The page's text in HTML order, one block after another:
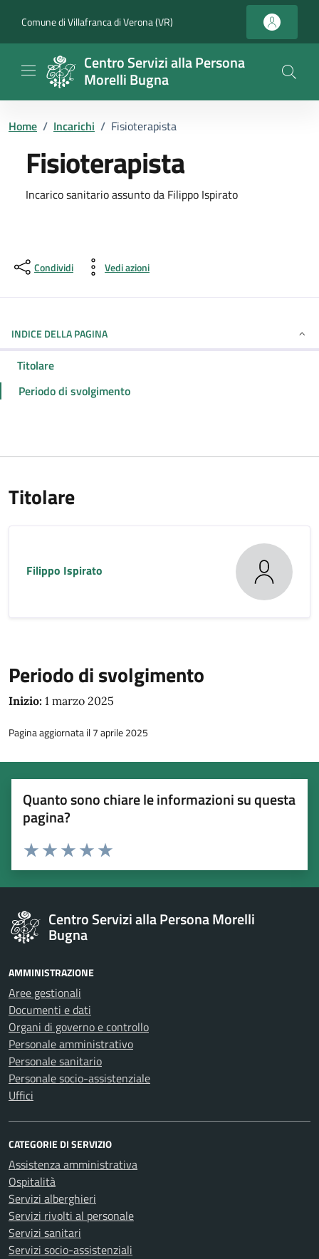
Comune di Villafranca di Verona (VR)
Centro Servizi alla Persona
Morelli Bugna
Home / Incarichi / Fisioterapista
Fisioterapista
Dettagli dell'incarico
Incarico sanitario assunto da Filippo Ispirato
Condividi Vedi azioni
INDICE DELLA PAGINA
Titolare
Periodo di svolgimento
Titolare
Filippo Ispirato
Periodo di svolgimento
Inizio: 1 marzo 2025
Pagina aggiornata il 7 aprile 2025
Quanto sono chiare le informazioni su questa
pagina?
Esprimi una valutazione
Valuta 5 stelle su 5
Valuta 4 stelle su 5
Valuta 3 stelle su 5
Valuta 2 stelle su 5
Valuta 1 stelle su 5
Centro Servizi alla Persona Morelli
Bugna
AMMINISTRAZIONE
Aree gestionali
Documenti e dati
Organi di governo e controllo
Personale amministrativo
Personale sanitario
Personale socio-assistenziale
Uffici
CATEGORIE DI SERVIZIO
Assistenza amministrativa
Ospitalità
Servizi alberghieri
Servizi rivolti al personale
Servizi sanitari
Servizi socio-assistenziali